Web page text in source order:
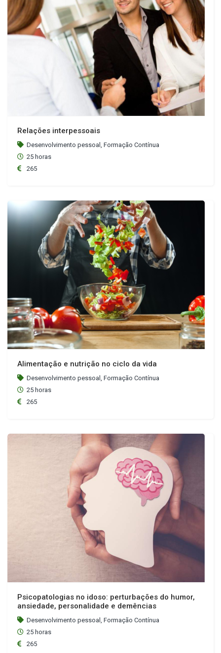
Relações interpessoais
Desenvolvimento pessoal, Formação Contínua
25 horas
265
Alimentação e nutrição no ciclo da vida
Desenvolvimento pessoal, Formação Contínua
25 horas
265
Psicopatologias no idoso: perturbações do humor,
ansiedade, personalidade e demências
Desenvolvimento pessoal, Formação Contínua
25 horas
265